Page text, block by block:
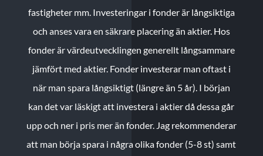
fastigheter mm. Investeringar i fonder är långsiktiga
och anses vara en säkrare placering än aktier. Hos
fonder är värdeutvecklingen generellt långsammare
jämfört med aktier. Fonder investerar man oftast i
när man spara långsiktigt (längre än 5 år). I början
kan det var läskigt att investera i aktier då dessa går
upp och ner i pris mer än fonder. Jag rekommenderar
att man börja spara i några olika fonder (5-8 st) samt